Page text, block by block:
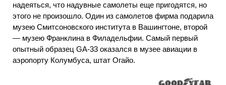
надеяться, что надувные самолеты еще пригодятся, но
этого не произошло. Один из самолетов фирма подарила
музею Смитсоновского института в Вашингтоне, второй
— музею Франклина в Филадельфии. Самый первый
опытный образец GA-33 оказался в музее авиации в
аэропорту Колумбуса, штат Огайо.